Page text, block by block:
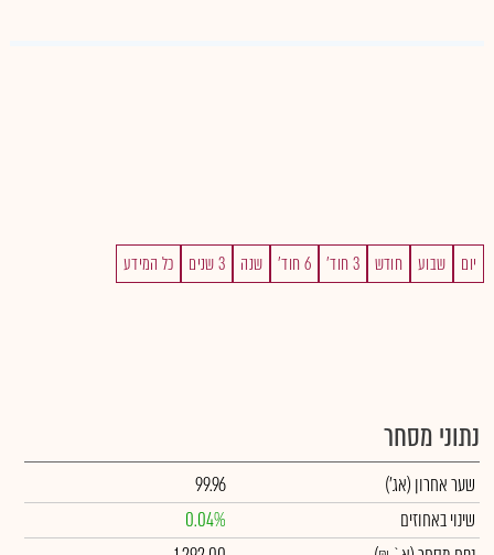
יום שבוע חודש 3 חוד' 6 חוד' שנה 3 שנים כל המידע
נתוני מסחר
שער אחרון (אג')
99.96
שינוי באחוזים
0.04%